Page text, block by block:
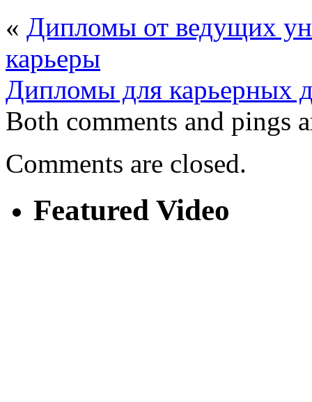
« Дипломы от ведущих
карьеры
Дипломы для карьерных
Both comments and pings
Comments are closed.
Featured Video